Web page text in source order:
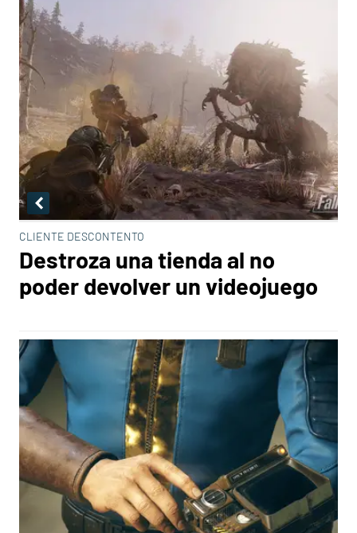
CLIENTE DESCONTENTO
Destroza una tienda al no
poder devolver un videojuego